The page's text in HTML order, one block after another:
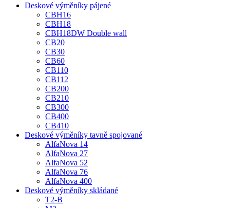
Deskové výměníky pájené
CBH16
CBH18
CBH18DW Double wall
CB20
CB30
CB60
CB110
CB112
CB200
CB210
CB300
CB400
CB410
Deskové výměníky tavně spojované
AlfaNova 14
AlfaNova 27
AlfaNova 52
AlfaNova 76
AlfaNova 400
Deskové výměníky skládané
T2-B